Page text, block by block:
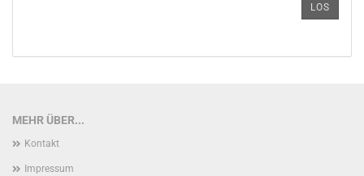
LOS
MEHR ÜBER...
Kontakt
Impressum